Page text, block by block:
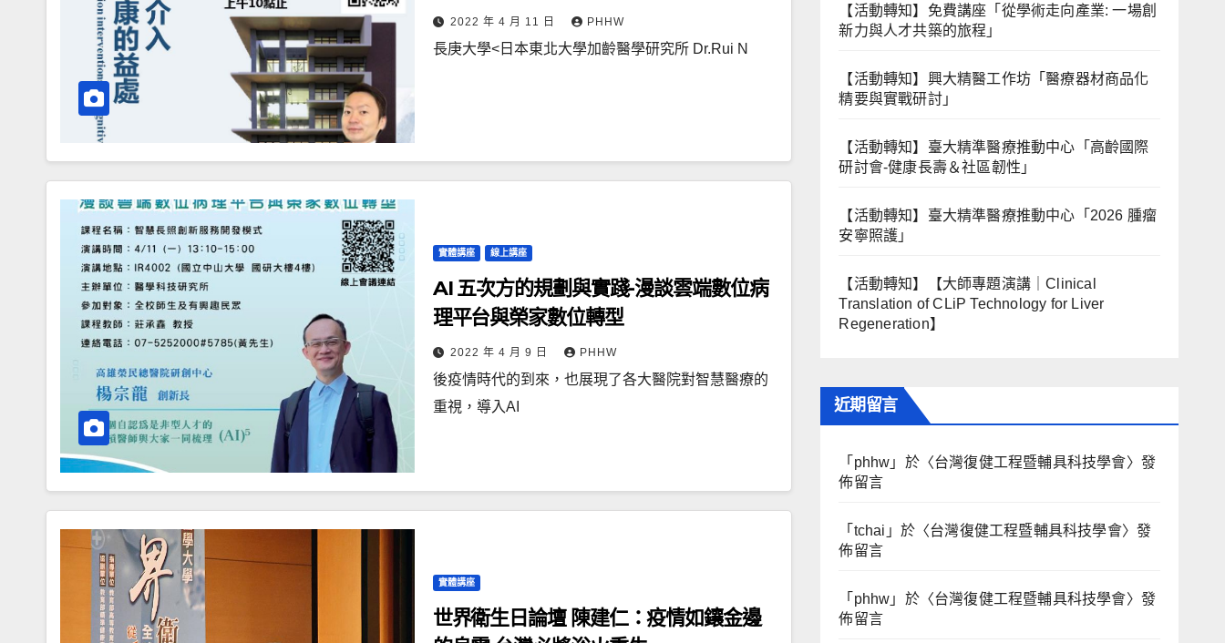
2022 年 4 月 11 日 PHHW
長庚大學<日本東北大學加齡醫學研究所 Dr.Rui N
實體講座 線上講座
AI 五次方的規劃與實踐-漫談雲端數位病
理平台與榮家數位轉型
2022 年 4 月 9 日 PHHW
後疫情時代的到來，也展現了各大醫院對智慧醫療的
重視，導入AI
實體講座
世界衛生日論壇 陳建仁：疫情如鑲金邊
【活動轉知】免費講座「從學術走向產業: ⼀場創
新力與⼈才共築的旅程」
【活動轉知】興大精醫工作坊「醫療器材商品化
精要與實戰研討」
【活動轉知】臺大精準醫療推動中心「高齡國際
研討會-健康長壽＆社區韌性」
【活動轉知】臺大精準醫療推動中心「2026 腫瘤
安寧照護」
【活動轉知】【大師專題演講｜Clinical
Translation of CLiP Technology for Liver
Regeneration】
近期留言
「 phhw 」於〈台灣復健工程暨輔具科技學會〉發
佈留言
「 tchai 」於〈台灣復健工程暨輔具科技學會〉發
佈留言
「 phhw 」於〈台灣復健工程暨輔具科技學會〉發
佈留言